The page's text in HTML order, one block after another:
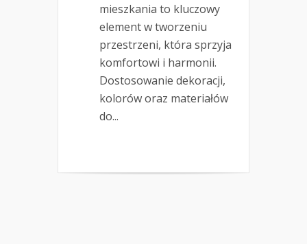
mieszkania to kluczowy
element w tworzeniu
przestrzeni, która sprzyja
komfortowi i harmonii.
Dostosowanie dekoracji,
kolorów oraz materiałów
do...